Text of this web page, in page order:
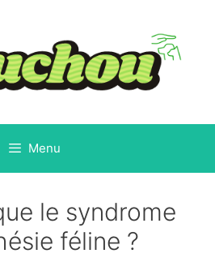
Menu
le syndrome
féline ?